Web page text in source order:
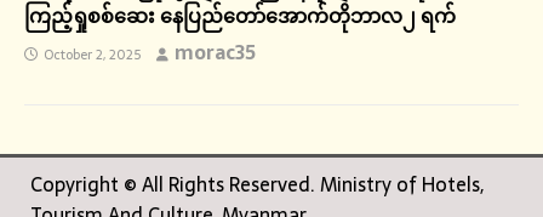
ကြည့်ရှုစစ်ဆေး နေပြည်တော်အောက်တိုဘာလ၂ ရက်
October 2, 2025 morac35
Copyright © All Rights Reserved. Ministry of Hotels,